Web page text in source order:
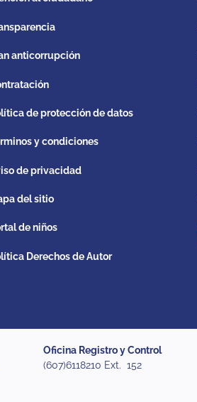
anticorrupción
de protección de datos
y condiciones
de privacidad
del sitio
de niños
Derechos de Autor
Oficina Registro y Control
(607)6118210 Ext. 152